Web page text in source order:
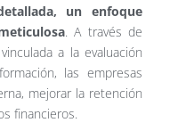
un enfoque
. A través de
a la evaluación
las empresas
mejorar la retención
financieros.